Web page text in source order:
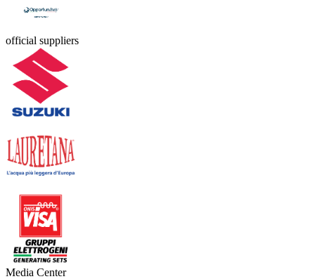
official suppliers
Media Center